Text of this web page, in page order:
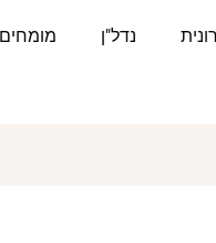
נדל"ן